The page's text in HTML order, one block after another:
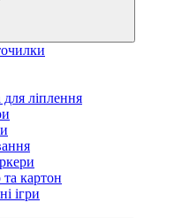
ліплення
картон
ігри